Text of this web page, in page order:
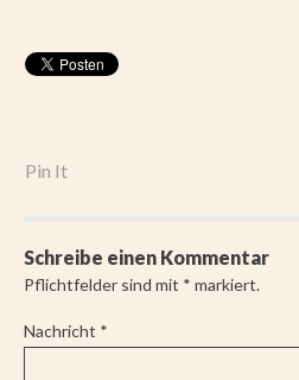
Pin It
Schreibe einen Kommentar
Pflichtfelder sind mit * markiert.
Nachricht *